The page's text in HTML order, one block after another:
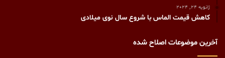
ژانویه 24, 2024
کاهش قیمت الماس با شروع سال نوی میلادی
آخرین موضوعات اصلاح شده